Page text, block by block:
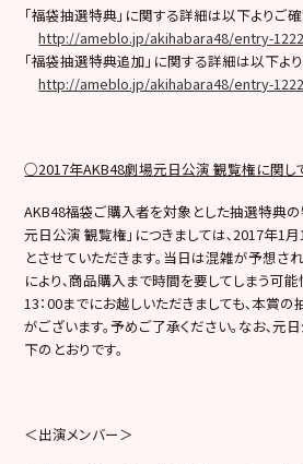
「福袋抽選特典」に関する詳細は以下よりご確
http://ameblo.jp/akihabara48/entry-
「福袋抽選特典追加」に関する詳細は以下より
http://ameblo.jp/akihabara48/entry-
○2017年AKB48劇場元日公演 観覧権に関し
AKB48福袋ご購入者を対象とした抽選特典
元日公演 観覧権」につきましては､2017年1月
とさせていただきます。当日は混雑が予想さ
により､商品購入まで時間を要してしまう可能
13：00までにお越しいただきましても､本賞
がございます。予めご了承ください。なお､元
下のとおりです。
＜出演メンバー＞